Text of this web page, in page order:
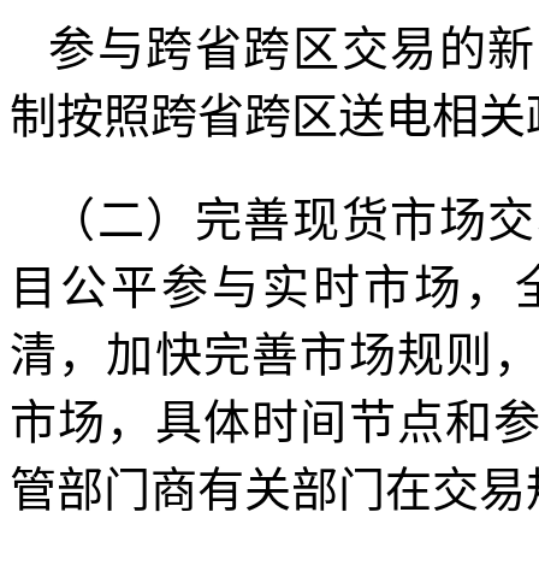
参与跨省跨区交易的
制按照跨省跨区送电相
（二）完善现货市场
目公平参与实时市场
清，加快完善市场规则
市场，具体时间节点和
管部门商有关部门在交